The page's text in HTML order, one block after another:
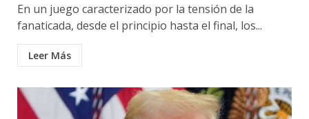
En un juego caracterizado por la tensión de la
fanaticada, desde el principio hasta el final, los...
Leer Más